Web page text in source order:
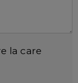
la care